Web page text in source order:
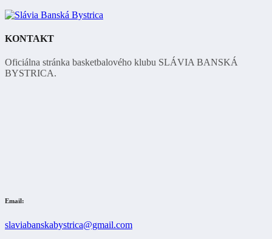
KONTAKT
Oficiálna stránka basketbalového klubu SLÁVIA BANSKÁ
BYSTRICA.
Email:
slaviabanskabystrica@gmail.com